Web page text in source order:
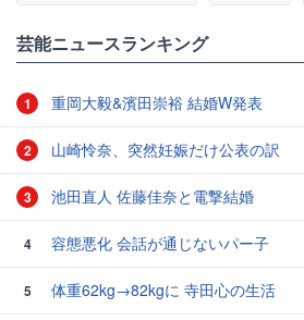
芸能ニュースランキング
1 重岡大毅&濱田崇裕 結婚W発表
2 山崎怜奈、突然妊娠だけ公表の訳
3 池田直人 佐藤佳奈と電撃結婚
4 容態悪化 会話が通じないパー子
5
体重62kg→82kgに 寺田心の生活